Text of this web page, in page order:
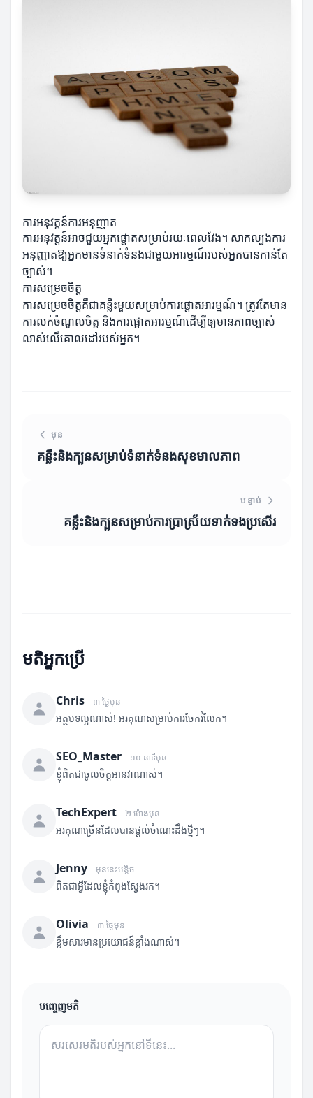
ការអនុវត្តន៍ការអនុញាត
ការអនុវត្តន៍អាចជួយអ្នកផ្តោតសម្រាប់រយៈពេលវែង។ សាកល្បងការ
អនុញ្ញាតឱ្យអ្នកមានទំនាក់ទំនងជាមួយអារម្មណ៍របស់អ្នកបានកាន់តែ
ច្បាស់។
ការសម្រេចចិត្ត
ការសម្រេចចិត្តគឺជាគន្លឹះមួយសម្រាប់ការផ្តោតអារម្មណ៍។ ត្រូវតែមាន
ការលក់ចំណូលចិត្ត និងការផ្តោតអារម្មណ៍ដើម្បីឲ្យមានភាពច្បាស់
លាស់លើគោលដៅរបស់អ្នក។
មុន
គន្លឹះនិងក្បួនសម្រាប់ទំនាក់ទំនងសុខមាលភាព
បន្ទាប់
គន្លឹះនិងក្បួនសម្រាប់ការប្រាស្រ័យទាក់ទងប្រសើរ
មតិអ្នកប្រើ
Chris ៣ ថ្ងៃមុន
អត្ថបទល្អណាស់! អរគុណសម្រាប់ការចែករំលែក។
SEO_Master ១០ នាទីមុន
ខ្ញុំពិតជាចូលចិត្តអានវាណាស់។
TechExpert ២ ម៉ោងមុន
អរគុណច្រើនដែលបានផ្តល់ចំណេះដឹងថ្មីៗ។
Jenny មុននេះបន្តិច
ពិតជាអ្វីដែលខ្ញុំកំពុងស្វែងរក។
Olivia ៣ ថ្ងៃមុន
ខ្លឹមសារមានប្រយោជន៍ខ្លាំងណាស់។
បញ្ចេញមតិ